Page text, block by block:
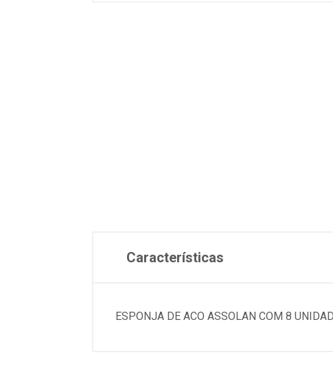
Características
ESPONJA DE ACO ASSOLAN COM 8